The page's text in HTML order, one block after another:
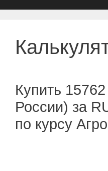
Купить
России) за
по курсу